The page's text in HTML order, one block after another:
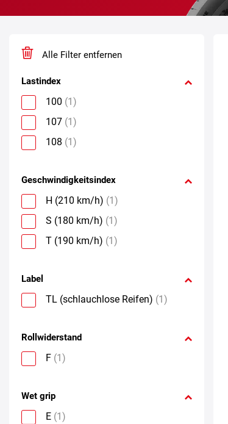
Alle Filter entfernen
Lastindex
100 (1)
107 (1)
108 (1)
Geschwindigkeitsindex
H (210 km/h) (1)
S (180 km/h) (1)
T (190 km/h) (1)
Label
TL (schlauchlose Reifen) (1)
Rollwiderstand
F (1)
Wet grip
E (1)